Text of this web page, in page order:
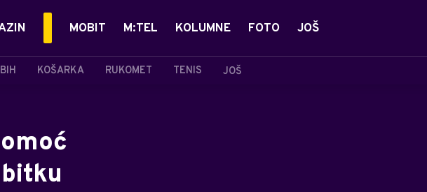
KOŠARKA RUKOMET TENIS JOŠ
MOBIT M:TEL KOLUMNE FOTO JOŠ